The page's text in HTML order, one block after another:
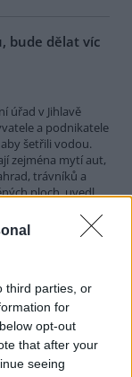
third parties, or
for
opt-out
that after your
seeing
bude dělat víc
úřad v Jihlavě
a podnikatele
šetřili vodou.
zejména mytí aut,
trávníků a
ploch, uvedl
platí pro
zajistili
gang